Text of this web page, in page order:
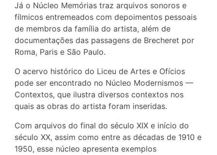
Já o Núcleo Memórias traz arquivos sonoros e
fílmicos entremeados com depoimentos pessoais
de membros da família do artista, além de
documentações das passagens de Brecheret por
Roma, Paris e São Paulo.
O acervo histórico do Liceu de Artes e Ofícios
pode ser encontrado no Núcleo Modernismos —
Contextos, que ilustra diversos contextos nos
quais as obras do artista foram inseridas.
Com arquivos do final do século XIX e início do
século XX, assim como entre as décadas de 1910 e
1950, esse núcleo apresenta exemplos